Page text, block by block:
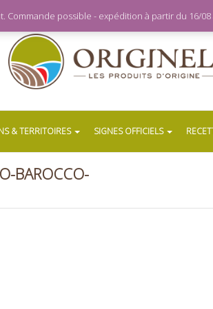
& TERRITOIRES SIGNES OFFICIELS
BAROCCO-
Commande possible - expédition à partir du 16/